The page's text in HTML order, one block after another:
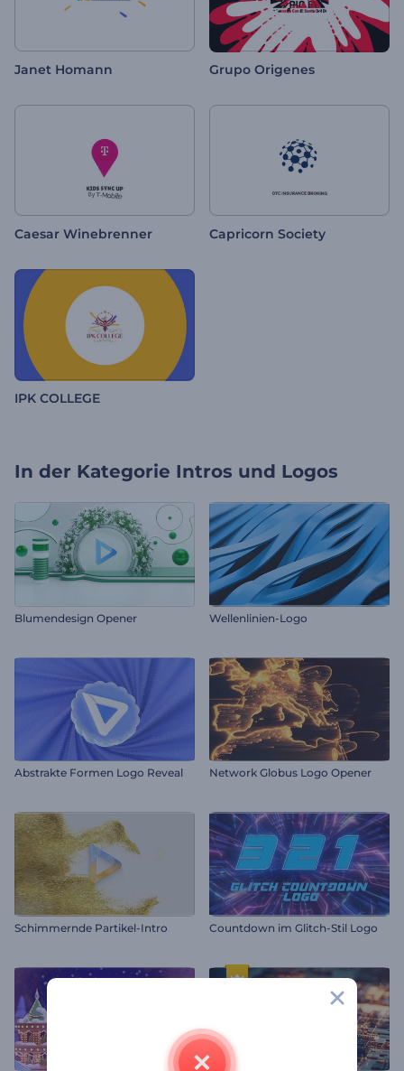
Janet Homann Grupo Origenes
Caesar Winebrenner Capricorn Society
IPK COLLEGE
In der Kategorie Intros und Logos
Blumendesign Opener Wellenlinien-Logo
Abstrakte Formen Logo Reveal Network Globus Logo Opener
Schimmernde Partikel-Intro Countdown im Glitch-Stil Logo